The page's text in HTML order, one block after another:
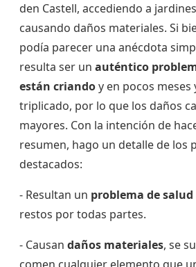
den Castell, accediendo a
causando daños materiales. Si
podía parecer una anécdota
resulta ser un auténtico
están criandoy en pocos meses
triplicado, por lo que los daños
mayores. Con la intención de
resumen, hago un detalle de los
destacados:
- Resultan un problema de
restos por todas partes.
- Causan daños materiales, se